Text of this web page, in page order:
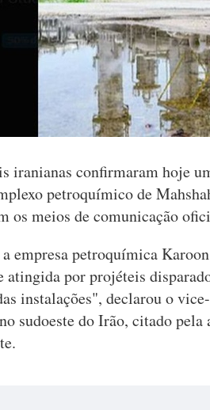
iranianas confirmaram hoje
petroquímico de
os meios de comunicação
empresa petroquímica
atingida por projéteis
instalações", declarou o
sudoeste do Irão, citado pela